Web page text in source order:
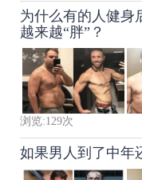
为什么有的人健身
越来越“胖”？
浏览:129次
如果男人到了中年